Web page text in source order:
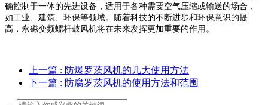
确控制于一体的先进设备，适用于各种需要空气压缩或输送的场合，
如工业、建筑、环保等领域。随着科技的不断进步和环保意识的提
高，永磁变频螺杆鼓风机将在未来发挥更加重要的作用。
上一篇 : 防爆罗茨风机的几大使用方法
下一篇 : 防腐罗茨风机的使用方法和范围